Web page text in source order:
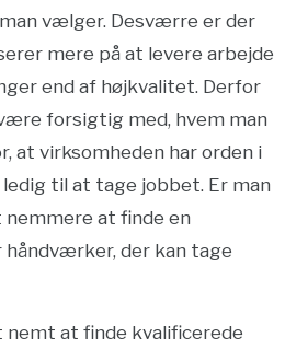
vælger. Desværre er der
mere på at levere arbejde
end af højkvalitet. Derfor
forsigtig med, hvem man
at virksomheden har orden i
til at tage jobbet. Er man
at finde en
der kan tage
nemt at finde kvalificerede